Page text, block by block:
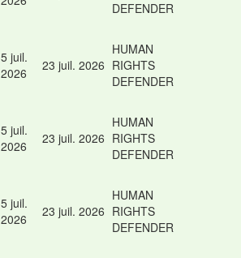
DEFENDER
5 juil.
2026
23 juil. 2026
HUMAN
RIGHTS
DEFENDER
5 juil.
2026
23 juil. 2026
HUMAN
RIGHTS
DEFENDER
5 juil.
2026
23 juil. 2026
HUMAN
RIGHTS
DEFENDER